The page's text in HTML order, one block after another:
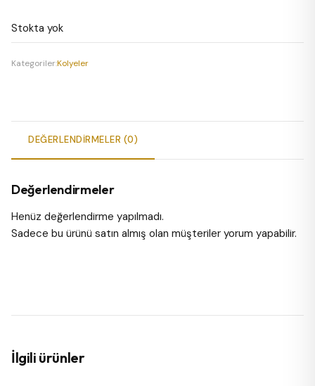
₺158,00.
fiyat:
₺99,00.
Stokta yok
Kategoriler:Kolyeler
DEĞERLENDIRMELER (0)
Değerlendirmeler
Henüz değerlendirme yapılmadı.
Sadece bu ürünü satın almış olan müşteriler yorum yapabilir.
İlgili ürünler